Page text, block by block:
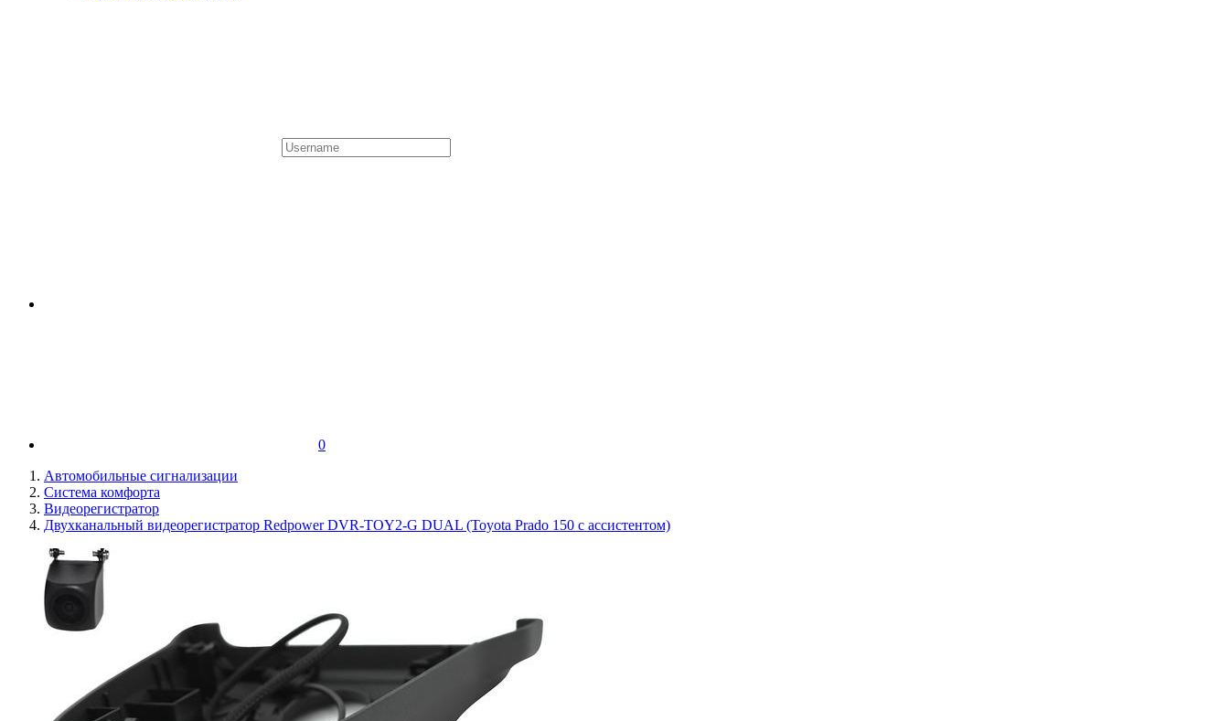
0
Автомобильные сигнализации
Система комфорта
Видеорегистратор
Двухканальный видеорегистратор Redpower DVR-TOY2-G DUAL (Toyota Prado 150 с ассистентом)